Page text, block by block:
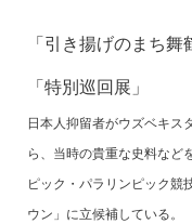
「引き揚げのまち
「特別巡回展」
日本人抑留者がウズベキス
ら、当時の貴重な史料など
ピック・パラリンピック競
ウン」に立候補している。